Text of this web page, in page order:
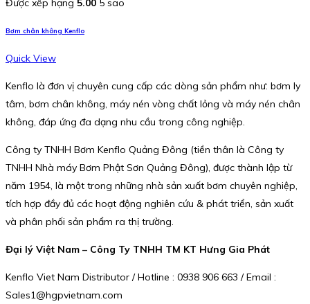
Được xếp hạng 5.00 5 sao
Bơm chân không Kenflo
Quick View
Kenflo là đơn vị chuyên cung cấp các dòng sản phẩm như: bơm ly
tâm, bơm chân không, máy nén vòng chất lỏng và máy nén chân
không, đáp ứng đa dạng nhu cầu trong công nghiệp.
Công ty TNHH Bơm Kenflo Quảng Đông (tiền thân là Công ty
TNHH Nhà máy Bơm Phật Sơn Quảng Đông), được thành lập từ
năm 1954, là một trong những nhà sản xuất bơm chuyên nghiệp,
tích hợp đầy đủ các hoạt động nghiên cứu & phát triển, sản xuất
và phân phối sản phẩm ra thị trường.
Đại lý Việt Nam – Công Ty TNHH TM KT Hưng Gia Phát
Kenflo Viet Nam Distributor / Hotline : 0938 906 663 / Email :
Sales1@hgpvietnam.com